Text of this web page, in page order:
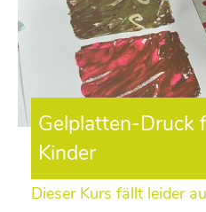
Gelplatten-Druck
Kinder
Dieser Kurs fällt leider